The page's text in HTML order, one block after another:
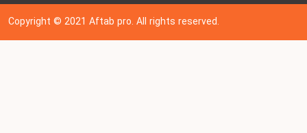
Copyright © 202 1Aftab pro. All rights reserved.